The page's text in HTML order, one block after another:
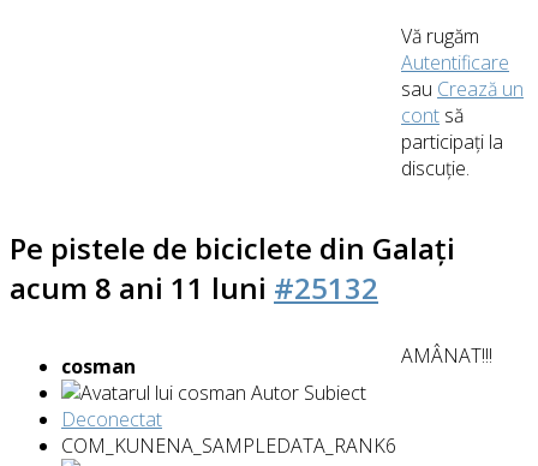
Vă rugăm
Autentificare
sau Crează un
cont să
participaţi la
discuţie.
Pe pistele de biciclete din Galați
acum 8 ani 11 luni #25132
cosman
Autor Subiect
Deconectat
COM_KUNENA_SAMPLEDATA_RANK6
AMÂNAT!!!